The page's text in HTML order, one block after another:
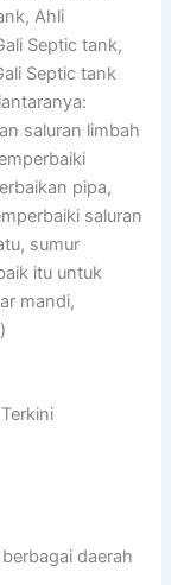
Ahli
Septic tank,
Septic tank
saluran limbah
pipa,
saluran
sumur
itu untuk
mandi,
daerah